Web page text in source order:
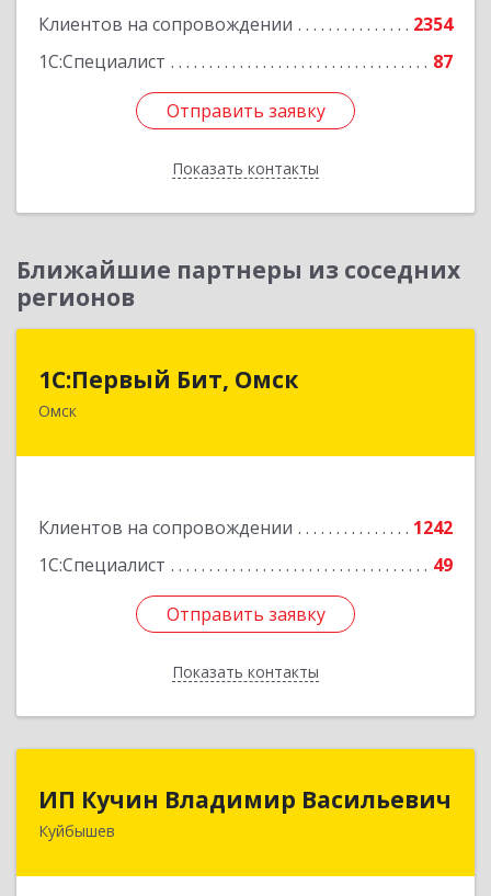
Клиентов на сопровождении
2354
1С:Специалист
87
Отправить заявку
Показать контакты
Отправить заявку
Назад
Ближайшие партнеры из соседних
регионов
1С:Первый Бит, Омск
Омск
Клиентов на сопровождении
1242
1С:Специалист
49
Отправить заявку
Показать контакты
644099, Омская обл, Омск г, Гагарина ул, дом №
Отправить заявку
Назад
ИП Кучин Владимир Васильевич
Куйбышев632387, Новосибирская обл, Куйбышев г,